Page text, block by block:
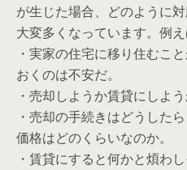
が生じた場合、どのように
大変多くなっています。例
・実家の住宅に移り住むこ
おくのは不安だ。
・売却しようか賃貸にしよう
・売却の手続きはどうした
価格はどのくらいなのか。
・賃貸にすると何かと煩わ